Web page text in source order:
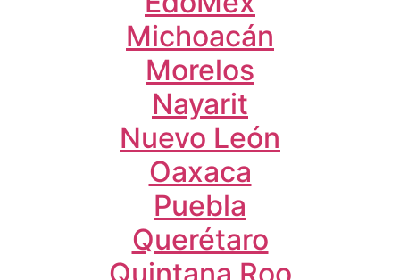
Michoacán
Morelos
Nayarit
Nuevo León
Oaxaca
Puebla
Querétaro